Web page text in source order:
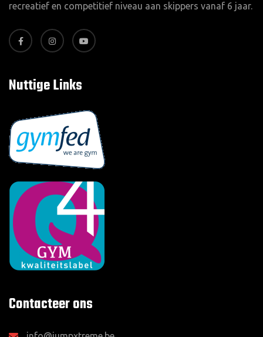
recreatief en competitief niveau aan skippers vanaf 6 jaar.
Nuttige Links
Contacteer ons